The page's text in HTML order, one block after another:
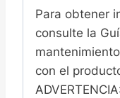
Para obtener
consulte la
con el